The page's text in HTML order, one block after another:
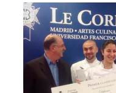
Imatge